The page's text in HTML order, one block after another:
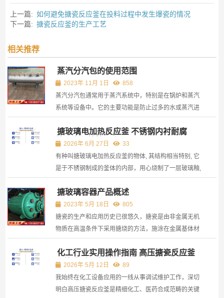
上一篇: 如何避免搪瓷反应釜在投料过程中发生爆瓷的情况
下一篇: 搪瓷反应釜的生产工艺
相关推荐
蒸汽分汽包的使用范围
2023年 11月 1日
858
蒸汽分汽包通常用于蒸汽系统中，特别是在锅炉和蒸汽
系统等设备中。它的主要功能是防止过多的水或蒸汽进
搪玻璃电加热反应釜 不锈钢内衬耐腐
蚀，电加热控温准
2026年 6月 27日
33
有种叫搪玻璃电加热反应釜的物体, 其结构相当特别, 它
是于不锈钢制成的釜体的内部，用心烧制了一层玻璃釉,
一方面, 它可以承受一定压力, 给各类化学反应提供稳定
环境, 另一方面, 它不怕强酸强碱侵蚀, 能在复杂化...
搪玻璃容器产品概述
2023年 5月 18日
805
搪瓷的生产和应用历史已很悠久，搪瓷是由非金属无机
物质在高温条件下采用搪烧的方法，施涂在金属基体材
品，具有金属材料的强度和刚度，非金属无机物质的美
观、光滑、耐腐蚀等特点。
化工行业实用操作指南 高压搪瓷反应釜
运维选型要点详解
2026年 5月 12日
89
我始终在化工设备应用的一线从事调试维护工作，深切
明白高压搪瓷反应釜是精细化工、医药合成范畴的关键